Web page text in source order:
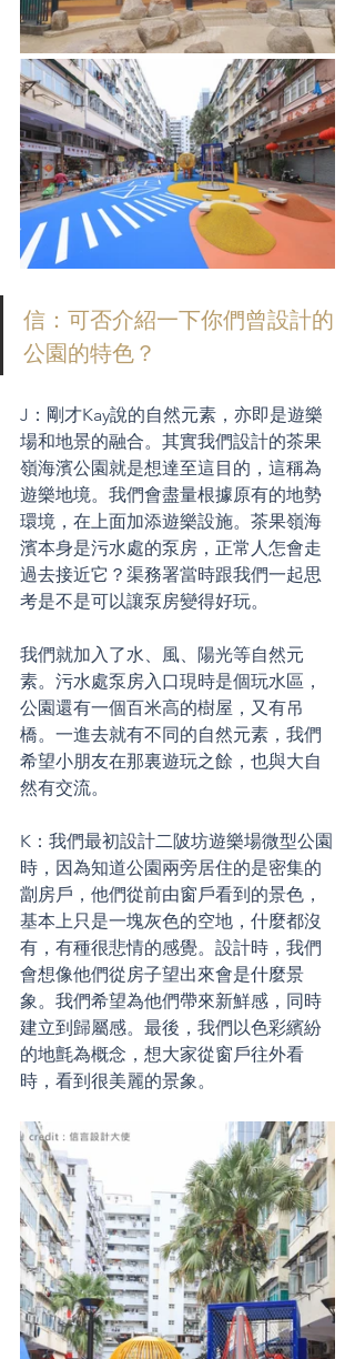
信：可否介紹一下你們曾設計的
公園的特色？
J：剛才Kay說的自然元素，亦即是遊樂
場和地景的融合。其實我們設計的茶果
嶺海濱公園就是想達至這目的，這稱為
遊樂地境。我們會盡量根據原有的地勢
環境，在上面加添遊樂設施。茶果嶺海
濱本身是污水處的泵房，正常人怎會走
過去接近它？渠務署當時跟我們一起思
考是不是可以讓泵房變得好玩。
我們就加入了水、風、陽光等自然元
素。污水處泵房入口現時是個玩水區，
公園還有一個百米高的樹屋，又有吊
橋。一進去就有不同的自然元素，我們
希望小朋友在那裏遊玩之餘，也與大自
然有交流。
K：我們最初設計二陂坊遊樂場微型公園
時，因為知道公園兩旁居住的是密集的
劏房戶，他們從前由窗戶看到的景色，
基本上只是一塊灰色的空地，什麼都沒
有，有種很悲情的感覺。設計時，我們
會想像他們從房子望出來會是什麼景
象。我們希望為他們帶來新鮮感，同時
建立到歸屬感。最後，我們以色彩繽紛
的地氈為概念，想大家從窗戶往外看
時，看到很美麗的景象。